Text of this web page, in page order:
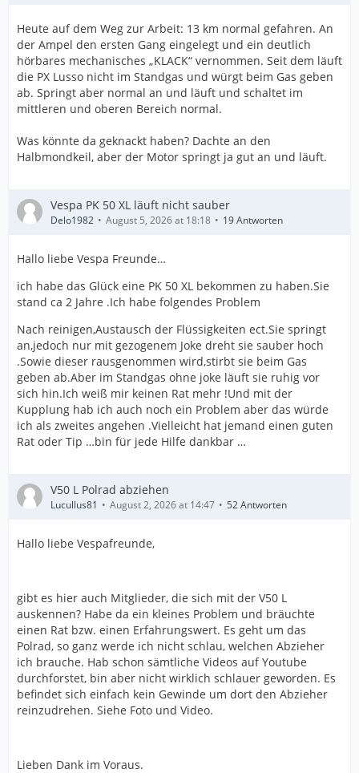
Heute auf dem Weg zur Arbeit: 13 km normal gefahren. An
der Ampel den ersten Gang eingelegt und ein deutlich
hörbares mechanisches „KLACK“ vernommen. Seit dem läuft
die PX Lusso nicht im Standgas und würgt beim Gas geben
ab. Springt aber normal an und läuft und schaltet im
mittleren und oberen Bereich normal.
Was könnte da geknackt haben? Dachte an den
Halbmondkeil, aber der Motor springt ja gut an und läuft.
Vespa PK 50 XL läuft nicht sauber
Delo1982 August 5, 2026 at 18:18 19 Antworten
Hallo liebe Vespa Freunde…
ich habe das Glück eine PK 50 XL bekommen zu haben.Sie
stand ca 2 Jahre .Ich habe folgendes Problem
Nach reinigen,Austausch der Flüssigkeiten ect.Sie springt
an,jedoch nur mit gezogenem Joke dreht sie sauber hoch
.Sowie dieser rausgenommen wird,stirbt sie beim Gas
geben ab.Aber im Standgas ohne joke läuft sie ruhig vor
sich hin.Ich weiß mir keinen Rat mehr !Und mit der
Kupplung hab ich auch noch ein Problem aber das würde
ich als zweites angehen .Vielleicht hat jemand einen guten
Rat oder Tip …bin für jede Hilfe dankbar …
V50 L Polrad abziehen
Lucullus81 August 2, 2026 at 14:47 52 Antworten
Hallo liebe Vespafreunde,
gibt es hier auch Mitglieder, die sich mit der V50 L
auskennen? Habe da ein kleines Problem und bräuchte
einen Rat bzw. einen Erfahrungswert. Es geht um das
Polrad, so ganz werde ich nicht schlau, welchen Abzieher
ich brauche. Hab schon sämtliche Videos auf Youtube
durchforstet, bin aber nicht wirklich schlauer geworden. Es
befindet sich einfach kein Gewinde um dort den Abzieher
reinzudrehen. Siehe Foto und Video.
Lieben Dank im Voraus.